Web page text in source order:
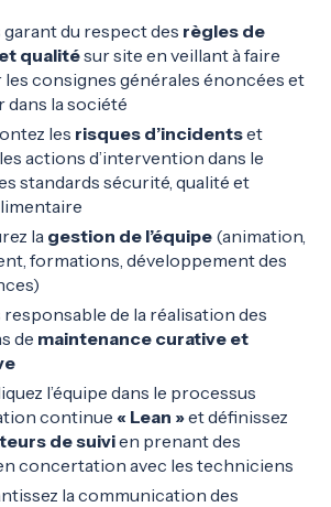
du respect des règles de
qualitésur site en veillant à faire
consignes générales énoncées et
dans la société
les risques d’incidentset
actions d’intervention dans le
standards sécurité, qualité et
lagestion de l’équipe (animation,
formations, développement des
de la réalisation des
de maintenance curative et
l’équipe dans le processus
continue « Lean »et définissez
de suivien prenant des
concertation avec les techniciens
la communication des